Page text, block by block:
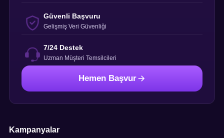
Güvenli Başvuru
Gelişmiş Veri Güvenliği
7/24 Destek
Uzman Müşteri Temsilcileri
Hemen Başvur
Kampanyalar